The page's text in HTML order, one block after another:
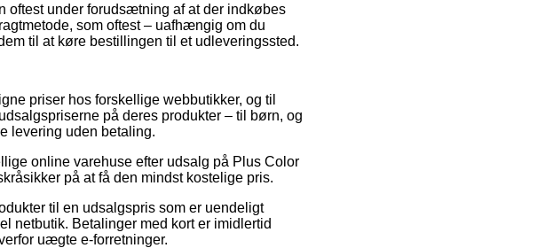
oftest under forudsætning af at der indkøbes
som oftest – uafhængig om du
til at køre bestillingen til et udleveringssted.
priser hos forskellige webbutikker, og til
på deres produkter – til børn, og
levering uden betaling.
online varehuse efter udsalg på Plus Color
på at få den mindst kostelige pris.
til en udsalgspris som er uendeligt
netbutik. Betalinger med kort er imidlertid
uægte e-forretninger.